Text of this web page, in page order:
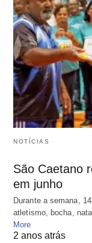
NOTÍCIAS
São Caetano
em junho
Durante a semana,
atletismo, bocha,
More
2 anos atrás